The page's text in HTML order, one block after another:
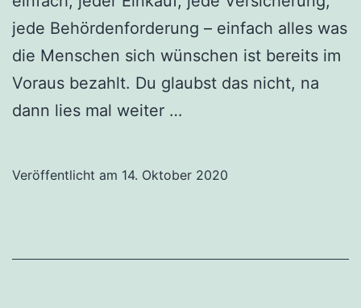
jede Behördenforderung – einfach alles was
die Menschen sich wünschen ist bereits im
Voraus bezahlt. Du glaubst das nicht, na
dann lies mal weiter …
Veröffentlicht am 14. Oktober 2020